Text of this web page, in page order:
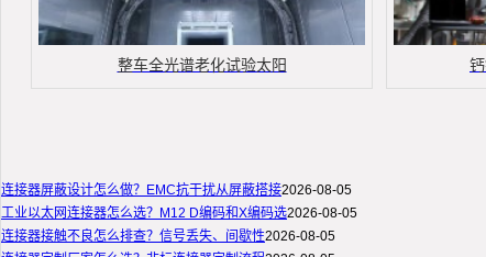
整车全光谱老化试验太阳
连接器屏蔽设计怎么做？EMC抗干扰从屏蔽搭接2026-08-05
工业以太网连接器怎么选？M12 D编码和X编码选2026-08-05
连接器接触不良怎么排查？信号丢失、间歇性2026-08-05